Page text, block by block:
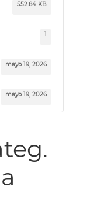
552.84 KB
1
mayo 19, 2026
mayo 19, 2026